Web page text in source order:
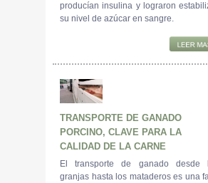
producían insulina y lograron
su nivel de azúcar en sangre.
TRANSPORTE DE GANADO
PORCINO, CLAVE PARA LA
CALIDAD DE LA CARNE
El transporte de ganado desde
granjas hasta los mataderos es una